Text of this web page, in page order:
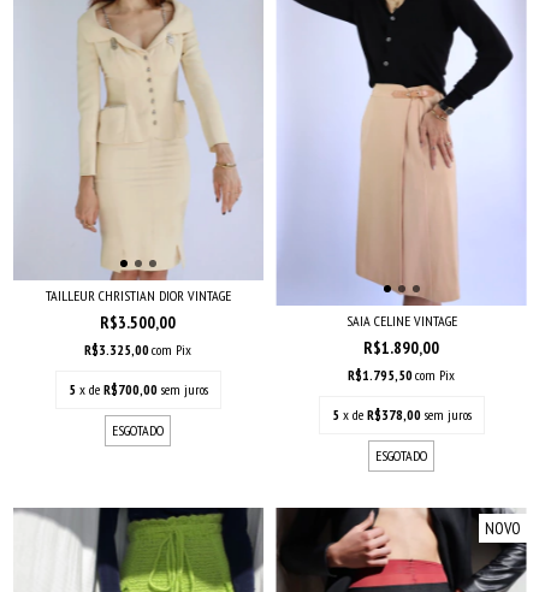
TAILLEUR CHRISTIAN DIOR VINTAGE
R$3.500,00
R$3.325,00com Pix
5 x de R$700,00 sem juros
ESGOTADO
SAIA CELINE VINTAGE
R$1.890,00
R$1.795,50com Pix
5 x de R$378,00 sem juros
ESGOTADO
NOVO